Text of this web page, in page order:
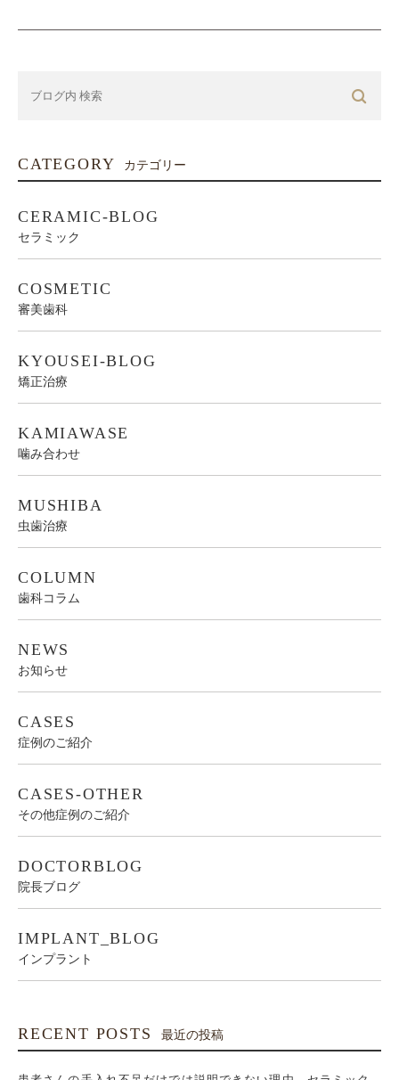
CATEGORY カテゴリー
CERAMIC-BLOG
セラミック
COSMETIC
審美歯科
KYOUSEI-BLOG
矯正治療
KAMIAWASE
噛み合わせ
MUSHIBA
虫歯治療
COLUMN
歯科コラム
NEWS
お知らせ
CASES
症例のご紹介
CASES-OTHER
その他症例のご紹介
DOCTORBLOG
院長ブログ
IMPLANT_BLOG
インプラント
RECENT POSTS 最近の投稿